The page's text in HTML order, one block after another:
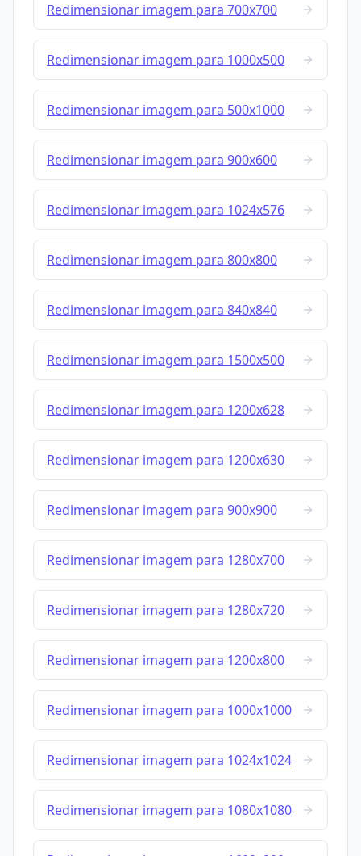
Redimensionar imagem para 700x700
Redimensionar imagem para 1000x500
Redimensionar imagem para 500x1000
Redimensionar imagem para 900x600
Redimensionar imagem para 1024x576
Redimensionar imagem para 800x800
Redimensionar imagem para 840x840
Redimensionar imagem para 1500x500
Redimensionar imagem para 1200x628
Redimensionar imagem para 1200x630
Redimensionar imagem para 900x900
Redimensionar imagem para 1280x700
Redimensionar imagem para 1280x720
Redimensionar imagem para 1200x800
Redimensionar imagem para 1000x1000
Redimensionar imagem para 1024x1024
Redimensionar imagem para 1080x1080